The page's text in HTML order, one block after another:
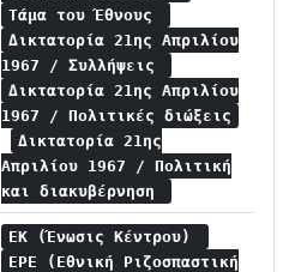
Τάμα του Έθνους
Δικτατορία 21ης Απριλίου
1967 / Συλλήψεις
Δικτατορία 21ης Απριλίου
1967 / Πολιτικές διώξεις
Δικτατορία 21ης
Απριλίου 1967 / Πολιτική
και διακυβέρνηση
ΕΚ (Ένωσις Κέντρου)
ΕΡΕ (Εθνική Ριζοσπαστική